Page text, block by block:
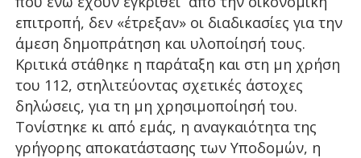
επιτροπή, δεν «έτρεξαν» οι διαδικασίες για την
άμεση δημοπράτηση και υλοποίησή τους.
Κριτικά στάθηκε η παράταξη και στη μη χρήση
του 112, στηλιτεύοντας σχετικές άστοχες
δηλώσεις, για τη μη χρησιμοποίησή του.
Τονίστηκε κι από εμάς, η αναγκαιότητα της
γρήγορης αποκατάστασης των Υποδομών, η